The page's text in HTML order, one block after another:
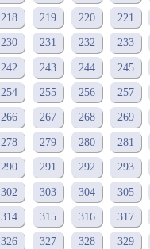
218 219 220 221
230 231 232 233
242 243 244 245
254 255 256 257
266 267 268 269
278 279 280 281
290 291 292 293
302 303 304 305
314 315 316 317
326 327 328 329